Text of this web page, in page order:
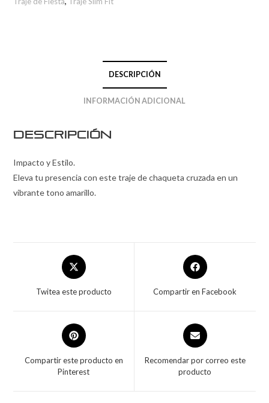
DESCRIPCIÓN
INFORMACIÓN ADICIONAL
Descripción
Impacto y Estilo.
Eleva tu presencia con este traje de chaqueta cruzada en un
vibrante tono amarillo.
Twitea este producto Compartir en Facebook
Compartir este producto en
Pinterest
Recomendar por correo este
producto